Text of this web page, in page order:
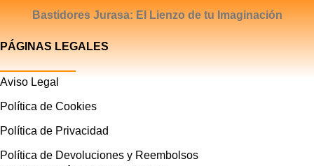
Bastidores Jurasa: El Lienzo de tu Imaginación
PÁGINAS LEGALES
Aviso Legal
Política de Cookies
Política de Privacidad
Política de Devoluciones y Reembolsos